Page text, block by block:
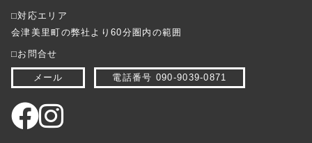
⬜︎対応エリア
会津美里町の弊社より60分圏内の範囲
⬜︎お問合せ
メール 電話番号 090-9039-0871